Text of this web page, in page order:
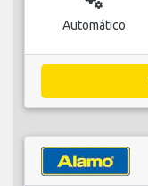
Automático